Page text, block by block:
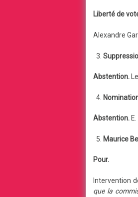
Liberté de
Alexandre
Abstention.
Abstention.
Maurice
Pour.
Intervention
que la